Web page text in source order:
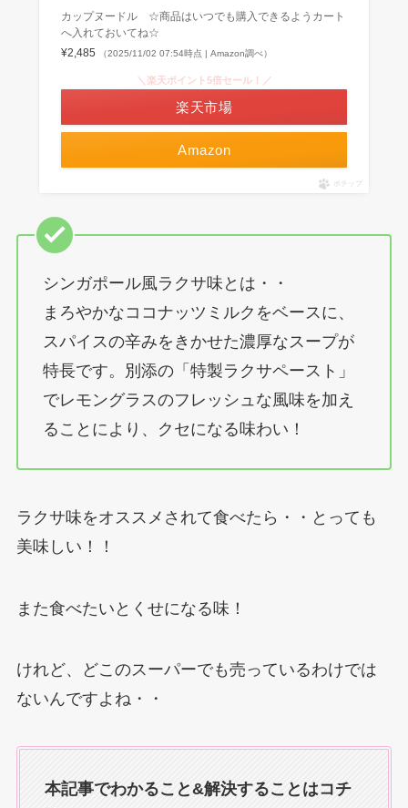
カップヌードル ☆商品はいつでも購入できるようカート
へ入れておいてね☆
¥2,485
（2025/11/02 07:54時点 | Amazon調べ）
Amazon
＼楽天ポイント5倍セール！／
楽天市場
ポチップ
シンガポール風ラクサ味とは・・
まろやかなココナッツミルクをベースに、
スパイスの辛みをきかせた濃厚なスープが
特長です。別添の「特製ラクサペースト」
でレモングラスのフレッシュな風味を加え
ることにより、クセになる味わい！
ラクサ味をオススメされて食べたら・・とっても
美味しい！！
また食べたいとくせになる味！
けれど、どこのスーパーでも売っているわけでは
ないんですよね・・
本記事でわかること&解決することはコチ